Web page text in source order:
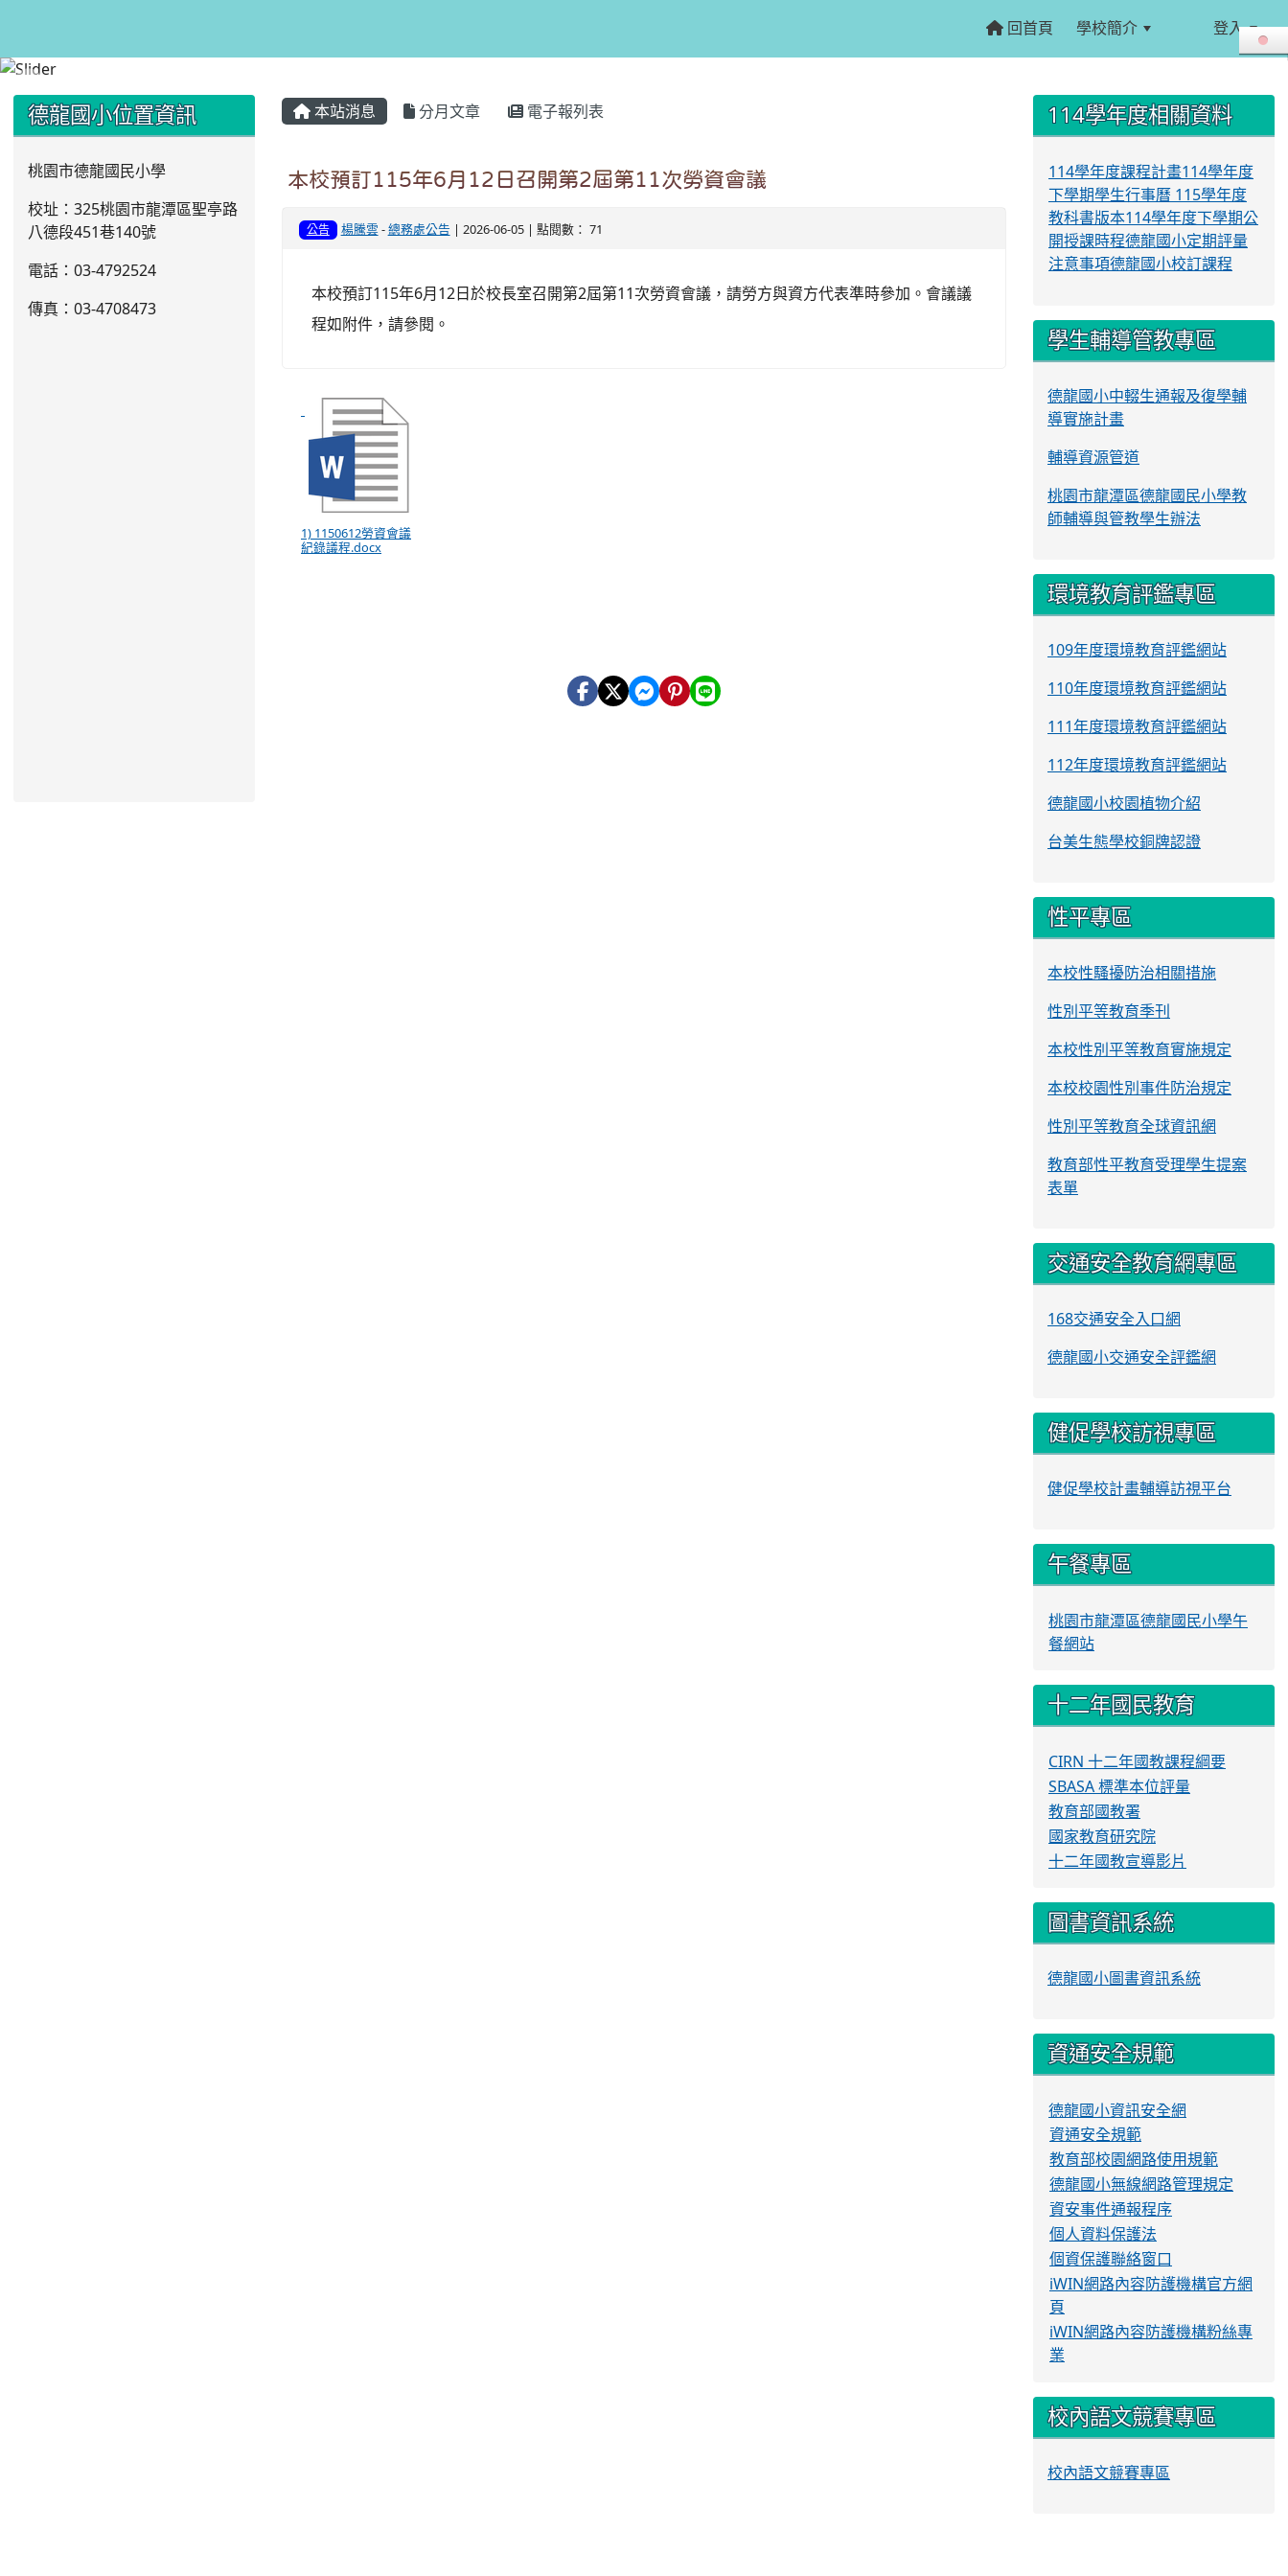
回首頁 學校簡介 登入
本站消息 分月文章 電子報列表
本校預訂115年6月12日召開第2屆第11次勞資會議
公告 楊騰雲 -總務處公告 | 2026-06-05 | 點閱數： 71
本校預訂115年6月12日於校長室召開第2屆第11次勞資會議，請勞方與資方代表準時參加。會議議
程如附件，請參閱。
1) 1150612勞資會議
紀錄議程.docx
::: 德龍國小位置資訊
桃園市德龍國民小學
校址：325桃園市龍潭區聖亭路
八德段451巷140號
電話：03-4792524
傳真：03-4708473
::: 114學年度相關資料
114學年度課程計畫114學年度
下學期學生行事曆 115學年度
教科書版本114學年度下學期公
開授課時程德龍國小定期評量
注意事項德龍國小校訂課程
學生輔導管教專區
德龍國小中輟生通報及復學輔
導實施計畫
輔導資源管道
桃園市龍潭區德龍國民小學教
師輔導與管教學生辦法
環境教育評鑑專區
109年度環境教育評鑑網站
110年度環境教育評鑑網站
111年度環境教育評鑑網站
112年度環境教育評鑑網站
德龍國小校園植物介紹
台美生態學校銅牌認證
性平專區
本校性騷擾防治相關措施
性別平等教育季刊
本校性別平等教育實施規定
本校校園性別事件防治規定
性別平等教育全球資訊網
教育部性平教育受理學生提案
表單
交通安全教育網專區
168交通安全入口網
德龍國小交通安全評鑑網
健促學校訪視專區
健促學校計畫輔導訪視平台
午餐專區
桃園市龍潭區德龍國民小學午
餐網站
十二年國民教育
CIRN 十二年國教課程綱要
SBASA 標準本位評量
教育部國教署
國家教育研究院
十二年國教宣導影片
圖書資訊系統
德龍國小圖書資訊系統
資通安全規範
德龍國小資訊安全網
資通安全規範
教育部校園網路使用規範
德龍國小無線網路管理規定
資安事件通報程序
個人資料保護法
個資保護聯絡窗口
iWIN網路內容防護機構官方網
頁
iWIN網路內容防護機構粉絲專
業
校內語文競賽專區
校內語文競賽專區